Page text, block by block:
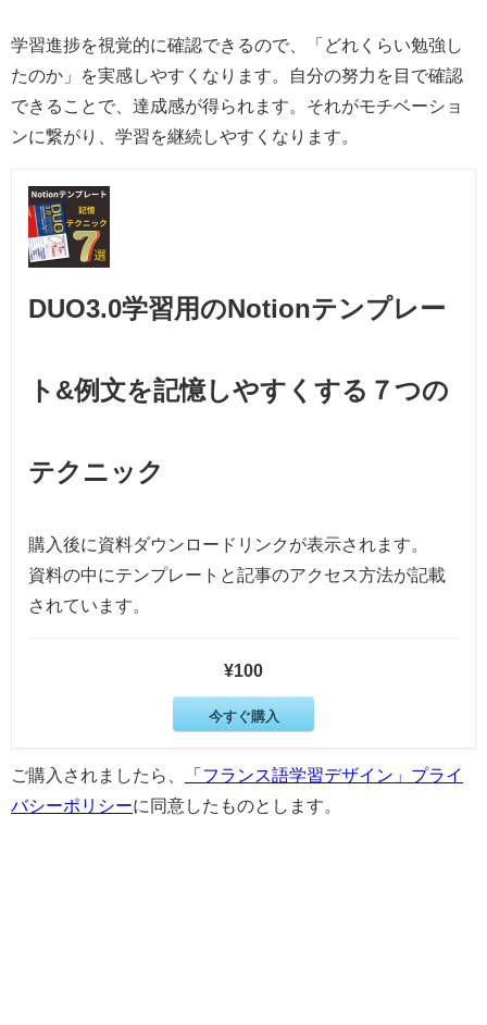
学習進捗を視覚的に確認できるので、「どれくらい勉強し
たのか」を実感しやすくなります。自分の努力を目で確認
できることで、達成感が得られます。それがモチベーショ
ンに繋がり、学習を継続しやすくなります。
DUO3.0学習用のNotionテンプレー
ト&例文を記憶しやすくする７つの
テクニック
購入後に資料ダウンロードリンクが表示されます。
資料の中にテンプレートと記事のアクセス方法が記載
されています。
¥100
今すぐ購入
ご購入されましたら、
「フランス語学習デザイン」プライ
バシーポリシーに同意したものとします。